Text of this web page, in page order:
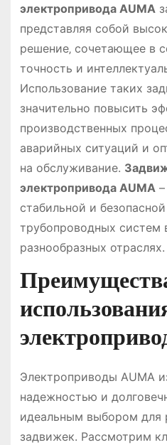
электропривода AUMA
представляя собой
решение‚ сочетающее в
точность и
Использование таких
значительно повысить
производственных
аварийных ситуаций и
на обслуживание.
электропривода AUMA
стабильной и
трубопроводных систем
разнообразных отраслях.
Электроприводы AUMA
надежностью и
идеальным выбором для
задвижек. Рассмотрим